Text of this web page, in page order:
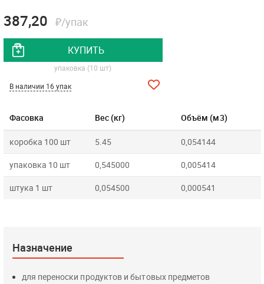
Фасовка Вес (кг) Объём (м3)
коробка 100 шт 5.45 0,054144
упаковка 10 шт 0,545000 0,005414
штука 1 шт 0,054500 0,000541
387,20 ₽/упак
КУПИТЬ
упаковка (10 шт)
В наличии 16 упак
Назначение
для переноски продуктов и бытовых предметов